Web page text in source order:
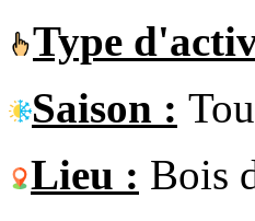
Type
Saison :
Lieu : Bois